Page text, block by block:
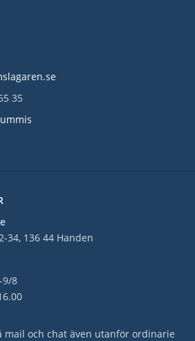
34, 136 44 Handen
9/8
mail och chat även utanför ordinarie
35